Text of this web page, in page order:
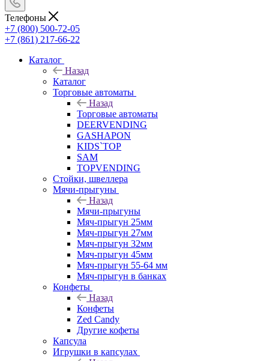
Телефоны
+7 (800) 500-72-05
+7 (861) 217-66-22
Каталог
Назад
Каталог
Торговые автоматы
Назад
Торговые автоматы
DEERVENDING
GASHAPON
KIDS`TOP
SAM
TOPVENDING
Стойки, швеллера
Мячи-прыгуны
Назад
Мячи-прыгуны
Мяч-прыгун 25мм
Мяч-прыгун 27мм
Мяч-прыгун 32мм
Мяч-прыгун 45мм
Мяч-прыгун 55-64 мм
Мяч-прыгун в банках
Конфеты
Назад
Конфеты
Zed Candy
Другие кофеты
Капсула
Игрушки в капсулах